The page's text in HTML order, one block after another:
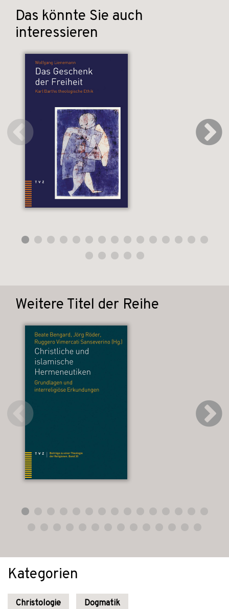
Das könnte Sie auch
interessieren
Weitere Titel der Reihe
Kategorien
Christologie Dogmatik